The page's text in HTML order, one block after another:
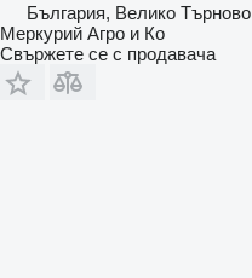
България, Велико Търново
Меркурий Агро и Ко
Свържете се с продавача